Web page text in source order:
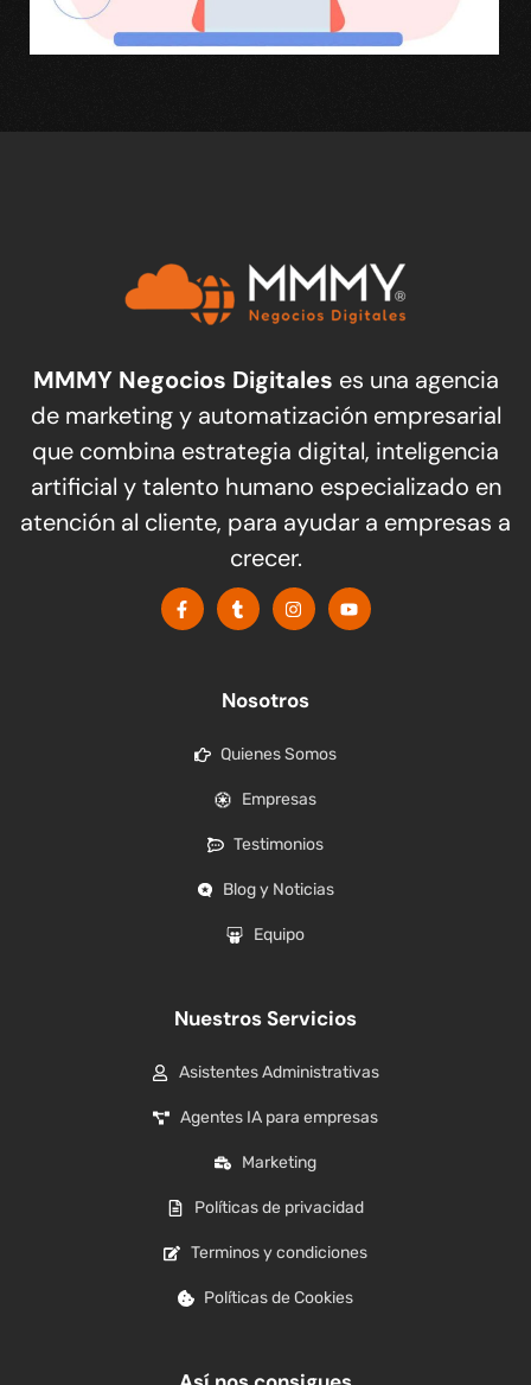
MMMY Negocios Digitales es una agencia
de marketing y automatización empresarial
que combina estrategia digital, inteligencia
artificial y talento humano especializado en
atención al cliente, para ayudar a empresas a
crecer.
Nosotros
Quienes Somos
Empresas
Testimonios
Blog y Noticias
Equipo
Nuestros Servicios
Asistentes Administrativas
Agentes IA para empresas
Marketing
Políticas de privacidad
Terminos y condiciones
Políticas de Cookies